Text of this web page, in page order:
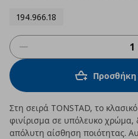
194.966.18
Προσθήκη
Στη σειρά TONSTAD, το
φινίρισμα σε υπόλευκο χρώμα,
απόλυτη αίσθηση ποιότητας.